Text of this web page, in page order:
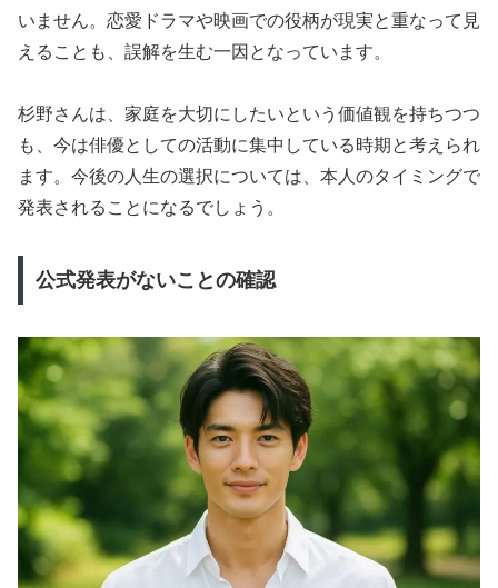
いません。恋愛ドラマや映画での役柄が現実と重なって見
えることも、誤解を生む一因となっています。
杉野さんは、家庭を大切にしたいという価値観を持ちつつ
も、今は俳優としての活動に集中している時期と考えられ
ます。今後の人生の選択については、本人のタイミングで
発表されることになるでしょう。
公式発表がないことの確認